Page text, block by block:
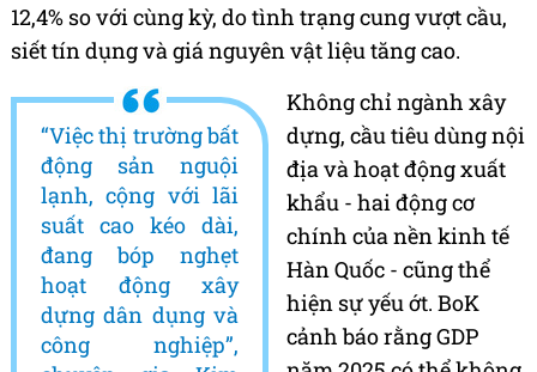
12,4% so với cùng kỳ, do tình trạng cung vượt cầu,
siết tín dụng và giá nguyên vật liệu tăng cao.
“Việc thị trường bất
động sản nguội
lạnh, cộng với lãi
suất cao kéo dài,
đang bóp nghẹt
hoạt động xây
dựng dân dụng và
công nghiệp”,
Không chỉ ngành xây
dựng, cầu tiêu dùng nội
địa và hoạt động xuất
khẩu - hai động cơ
chính của nền kinh tế
Hàn Quốc - cũng thể
hiện sự yếu ớt. BoK
cảnh báo rằng GDP